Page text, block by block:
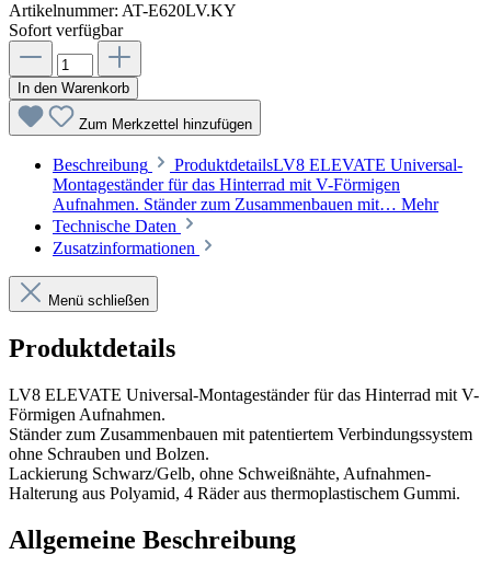
Artikelnummer: AT-E620LV.KY
Sofort verfügbar
In den Warenkorb
Zum Merkzettel hinzufügen
Beschreibung
ProduktdetailsLV8 ELEVATE Universal-
Montageständer für das Hinterrad mit V-Förmigen
Aufnahmen. Ständer zum Zusammenbauen mit… Mehr
Technische Daten
Zusatzinformationen
Menü schließen
Produktdetails
LV8 ELEVATE Universal-Montageständer für das Hinterrad mit V-
Förmigen Aufnahmen.
Ständer zum Zusammenbauen mit patentiertem Verbindungssystem
ohne Schrauben und Bolzen.
Lackierung Schwarz/Gelb, ohne Schweißnähte, Aufnahmen-
Halterung aus Polyamid, 4 Räder aus thermoplastischem Gummi.
Allgemeine Beschreibung